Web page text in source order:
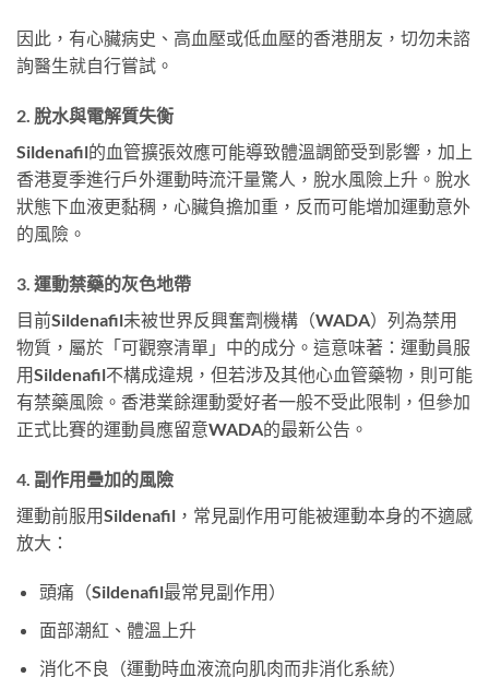
因此，有心臟病史、高血壓或低血壓的香港朋友，切勿未諮
詢醫生就自行嘗試。
2. 脫水與電解質失衡
Sildenafil的血管擴張效應可能導致體溫調節受到影響，加上
香港夏季進行戶外運動時流汗量驚人，脫水風險上升。脫水
狀態下血液更黏稠，心臟負擔加重，反而可能增加運動意外
的風險。
3. 運動禁藥的灰色地帶
目前Sildenafil未被世界反興奮劑機構（WADA）列為禁用
物質，屬於「可觀察清單」中的成分。這意味著：運動員服
用Sildenafil不構成違規，但若涉及其他心血管藥物，則可能
有禁藥風險。香港業餘運動愛好者一般不受此限制，但參加
正式比賽的運動員應留意WADA的最新公告。
4. 副作用疊加的風險
運動前服用Sildenafil，常見副作用可能被運動本身的不適感
放大：
頭痛（Sildenafil最常見副作用）
面部潮紅、體溫上升
消化不良（運動時血液流向肌肉而非消化系統）